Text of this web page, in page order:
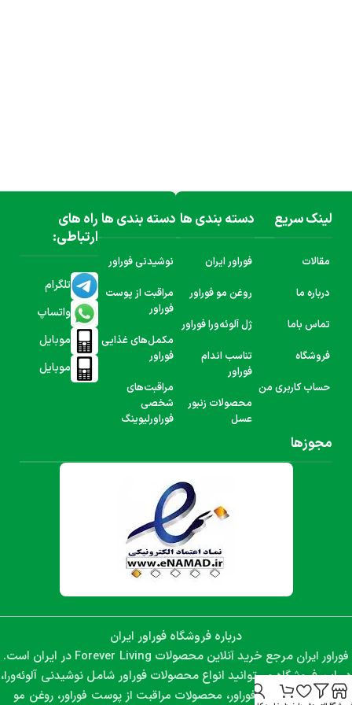
لینک سریع
مقالات
درباره ما
تماس باما
فروشگاه
حساب کاربری من
دسته بندی ها
فوراور ایران
روغن مو فوراور
ژل آلوئه‌ورا فوراور
تناسب اندام
فوراور
محصولات زنبور
عسل
دسته بندی ها
نوشیدنی فوراور
مراقبت از پوست
فوراور
مکمل‌های غذایی
فوراور
مراقبت‌های
شخصی
فوراورلیوینگ
راه های
ارتباطی:
تلگرام
واتساپ
موبایل
موبایل
مجوزها
درباره فروشگاه فوراور ایران
فوراور ایران مرجع خرید آنلاین محصولات Forever Living در ایران است.
در این فروشگاه می‌توانید انواع محصولات فوراور شامل نوشیدنی آلوئه‌ورا،
مکمل‌های غذایی فوراور، محصولات مراقبت از پوست فوراور، روغن مو